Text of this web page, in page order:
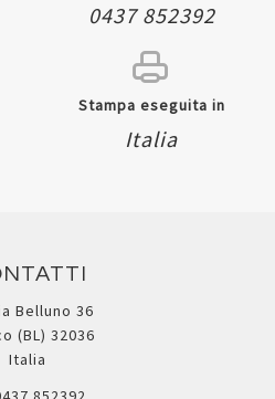
0437 852392
Stampa eseguita in
Italia
Belluno 36
(BL) 32036
Italia